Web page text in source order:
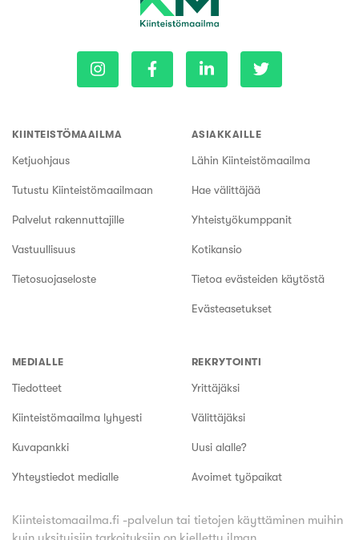
KIINTEISTÖMAAILMA
Ketjuohjaus
Tutustu Kiinteistömaailmaan
Palvelut rakennuttajille
Vastuullisuus
Tietosuojaseloste
ASIAKKAILLE
Lähin Kiinteistömaailma
Hae välittäjää
Yhteistyökumppanit
Kotikansio
Tietoa evästeiden käytöstä
Evästeasetukset
MEDIALLE
Tiedotteet
Kiinteistömaailma lyhyesti
Kuvapankki
Yhteystiedot medialle
REKRYTOINTI
Yrittäjäksi
Välittäjäksi
Uusi alalle?
Avoimet työpaikat
Kiinteistomaailma.fi -palvelun tai tietojen käyttäminen muihin